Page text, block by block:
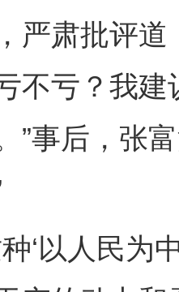
严肃批评道
不亏？我
”事后，张
以人民为中